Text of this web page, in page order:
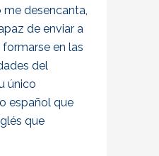
desencanta,
de enviar a
en las
del
único
español que
que